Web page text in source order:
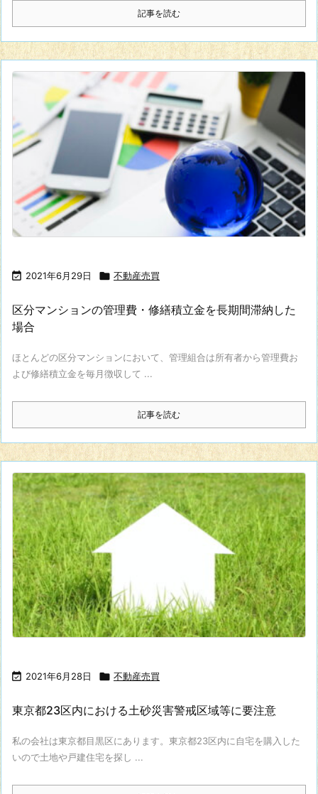
記事を読む
 2021年6月29日  不動産売買
区分マンションの管理費・修繕積立金を長期間滞納した
場合
ほとんどの区分マンションにおいて、管理組合は所有者から管理費お
よび修繕積立金を毎月徴収して ...
記事を読む
 2021年6月28日  不動産売買
東京都23区内における土砂災害警戒区域等に要注意
私の会社は東京都目黒区にあります。東京都23区内に自宅を購入した
いので土地や戸建住宅を探し ...